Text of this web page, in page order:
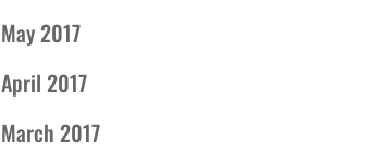
May 2017
April 2017
March 2017